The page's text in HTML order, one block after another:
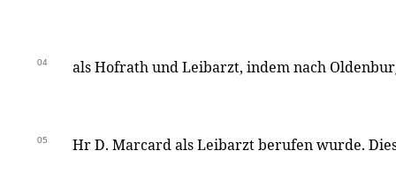
04 als Hofrath und Leibarzt, indem nach
05 Hr D. Marcard als Leibarzt berufen wurde.